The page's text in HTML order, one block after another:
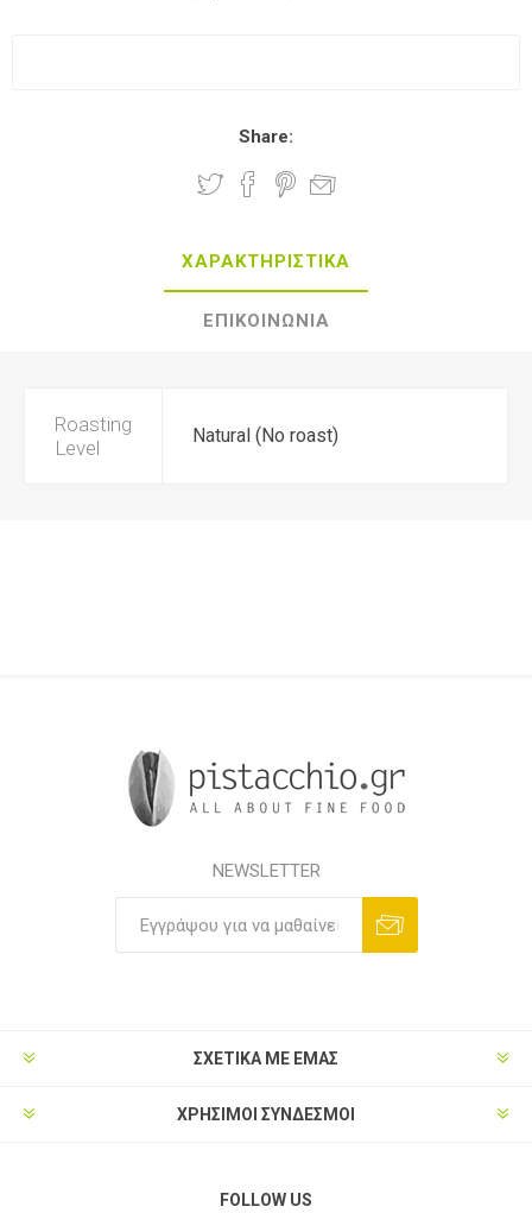
Share:
ΧΑΡΑΚΤΗΡΙΣΤΙΚΑ
ΕΠΙΚΟΙΝΩΝΙΑ
Roasting
Level
Natural (No roast)
NEWSLETTER
ΣΧΕΤΙΚΑ ΜΕ ΕΜΑΣ
ΧΡΗΣΙΜΟΙ ΣΥΝΔΕΣΜΟΙ
FOLLOW US